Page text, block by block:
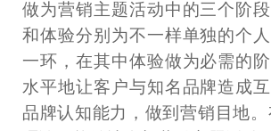
做为营销主题活动中的三个阶
和体验分别为不一样单独的个
一环，在其中体验做为必需的
水平地让客户与知名品牌造成
品牌认知能力，做到营销目地